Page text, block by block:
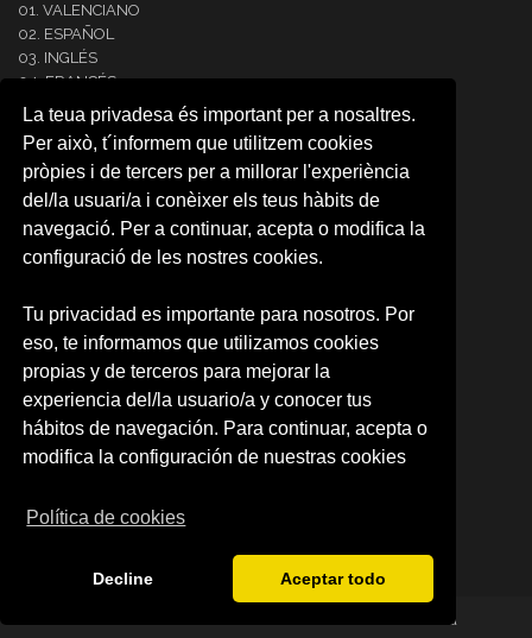
La teua privadesa és important per a nosaltres.
Per això, t´informem que utilitzem cookies
pròpies i de tercers per a millorar l'experiència
del/la usuari/a i conèixer els teus hàbits de
navegació. Per a continuar, acepta o modifica la
configuració de les nostres cookies.
Tu privacidad es importante para nosotros. Por
eso, te informamos que utilizamos cookies
propias y de terceros para mejorar la
experiencia del/la usuario/a y conocer tus
hábitos de navegación. Para continuar, acepta o
modifica la configuración de nuestras cookies
Política de cookies
Decline Aceptar todo
01. VALENCIANO
02. ESPAÑOL
03. INGLÉS
04. FRANCÉS
05. ITALIANO
06. ALEMÁN
07. PORTUGUÉS
08. COREANO
09. ÁRABE
10. JAPONÉS
11. RUSO
12.NEERLANDÉS
14. INTENSIVE SPANISH
CARTA RESERVA DE PLAZA
RESERVA DE PLAZA (CAMPUS)
SOBRE NOSOTROS
Quienes somos
Política de privacidad
© 2026 Centre d'Idiomes de la Universitat de València